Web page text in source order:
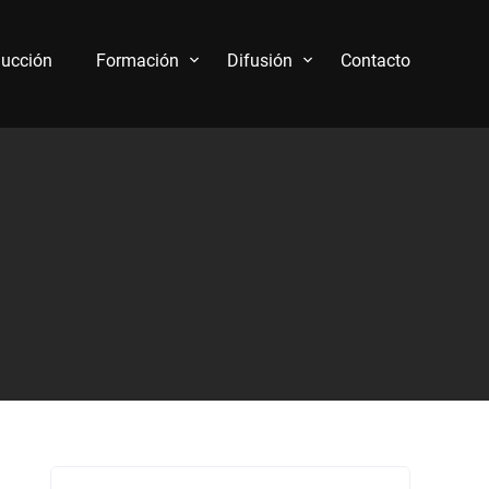
Formación Difusión Contacto